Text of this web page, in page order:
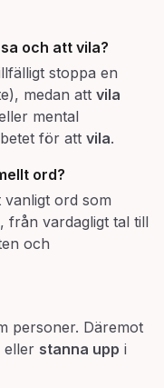
och att vila?
stoppa en
medan att vila
mental
för att vila.
ord?
ord som
från vardagligt tal till
och
personer. Däremot
eller stanna upp i